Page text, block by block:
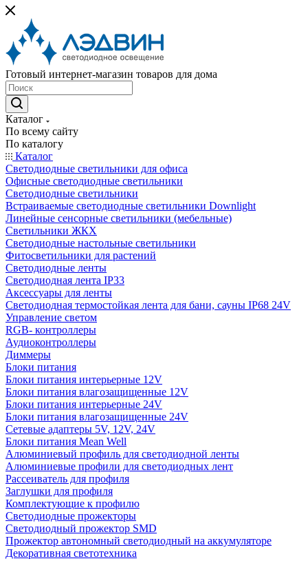
Готовый интернет-магазин товаров для дома
Каталог
По всему сайту
По каталогу
Каталог
Светодиодные светильники для офиса
Офисные светодиодные светильники
Светодиодные светильники
Встраиваемые светодиодные светильники Downlight
Линейные сенсорные светильники (мебельные)
Светильники ЖКХ
Светодиодные настольные светильники
Фитосветильники для растений
Светодиодные ленты
Светодиодная лента IP33
Аксессуары для ленты
Светодиодная термостойкая лента для бани, сауны IP68 24V
Управление светом
RGB- контроллеры
Аудиоконтроллеры
Диммеры
Блоки питания
Блоки питания интерьерные 12V
Блоки питания влагозащищенные 12V
Блоки питания интерьерные 24V
Блоки питания влагозащищенные 24V
Сетевые адаптеры 5V, 12V, 24V
Блоки питания Mean Well
Алюминиевый профиль для светодиодной ленты
Алюминиевые профили для светодиодных лент
Рассеиватель для профиля
Заглушки для профиля
Комплектующие к профилю
Светодиодные прожекторы
Светодиодный прожектор SMD
Прожектор автономный светодиодный на аккумуляторе
Декоративная светотехника